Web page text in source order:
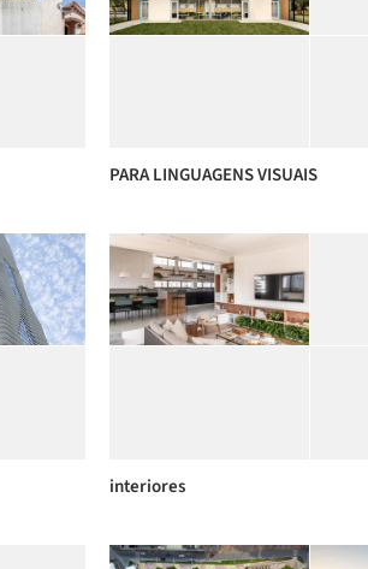
PARA LINGUAGENS VISUAIS
interiores